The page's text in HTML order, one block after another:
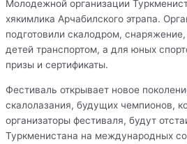
Молодежной организации
хякимлика Арчабилского этрапа.
подготовили скалодром,
детей транспортом, а для юных
призы и сертификаты.
Фестиваль открывает новое
скалолазания, будущих чемпионов,
организаторы фестиваля, будут
Туркменистана на международных